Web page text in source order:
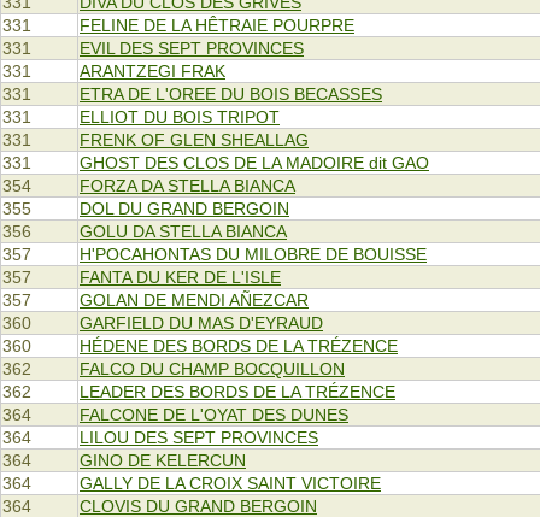
331
FELINE DE LA HÊTRAIE POURPRE
331
EVIL DES SEPT PROVINCES
331
ARANTZEGI FRAK
331
ETRA DE L'OREE DU BOIS BECASSES
331
ELLIOT DU BOIS TRIPOT
331
FRENK OF GLEN SHEALLAG
331
GHOST DES CLOS DE LA MADOIRE dit GAO
354
FORZA DA STELLA BIANCA
355
DOL DU GRAND BERGOIN
356
GOLU DA STELLA BIANCA
357
H'POCAHONTAS DU MILOBRE DE BOUISSE
357
FANTA DU KER DE L'ISLE
357
GOLAN DE MENDI AÑEZCAR
360
GARFIELD DU MAS D'EYRAUD
360
HÉDENE DES BORDS DE LA TRÉZENCE
362
FALCO DU CHAMP BOCQUILLON
362
LEADER DES BORDS DE LA TRÉZENCE
364
FALCONE DE L'OYAT DES DUNES
364
LILOU DES SEPT PROVINCES
364
GINO DE KELERCUN
364
GALLY DE LA CROIX SAINT VICTOIRE
364
CLOVIS DU GRAND BERGOIN